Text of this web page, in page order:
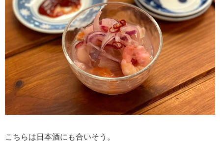
こちらは日本酒にも合いそう。